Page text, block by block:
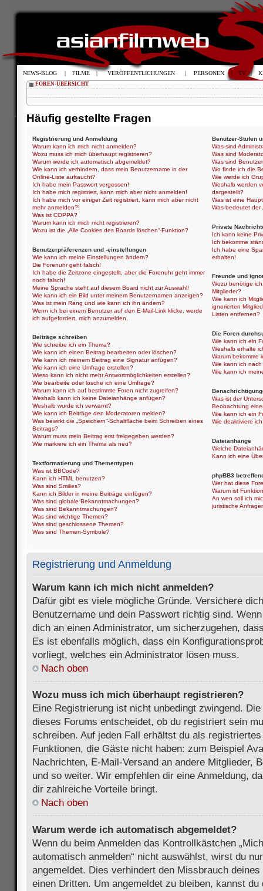
FOREN-ÜBERSICHT
Häufig gestellte Fragen
Registrierung und Anmeldung
Warum kann ich mich nicht anmelden?
Wozu muss ich mich überhaupt registrieren?
Warum werde ich automatisch abgemeldet?
Wie kann ich verhindern, dass mein Benutzername in der
Online-Liste auftaucht?
Ich habe mein Passwort vergessen!
Ich habe mich registriert, kann mich aber nicht anmelden!
Ich habe mich vor einiger Zeit registriert, kann mich aber nicht
mehr anmelden?!
Was ist COPPA?
Warum kann ich mich nicht registrieren?
Wozu ist die „Alle Cookies des Boards löschen“-Funktion?
Benutzerpräferenzen und -einstellungen
Wie kann ich meine Einstellungen ändern?
Die Forenuhr geht falsch!
Ich habe die Zeitzone eingestellt, aber die Forenuhr geht immer
noch falsch!
Meine Sprache steht auf diesem Board nicht zur Auswahl!
Wie kann ich ein Bild unter meinem Benutzernamen anzeigen?
Was ist mein Rang und wie kann ich ihn ändern?
Wenn ich bei einem Benutzer auf den E-Mail-Link klicke, werde
ich aufgefordert, mich anzumelden.
Beiträge schreiben
Wie schreibe ich ein Thema?
Wie kann ich einen Beitrag bearbeiten oder löschen?
Wie kann ich meinem Beitrag eine Signatur anfügen?
Wie kann ich eine Umfrage erstellen?
Wieso kann ich nicht mehr Antwortmöglichkeiten erstellen?
Wie bearbeite oder lösche ich eine Umfrage?
Warum kann ich auf bestimmte Foren nicht zugreifen?
Weshalb kann ich keine Dateianhänge anfügen?
Weshalb wurde ich verwarnt?
Wie kann ich Beiträge den Moderatoren melden?
Was bewirkt die „Speichern“-Schaltfläche beim Schreiben eines
Beitrags?
Warum muss mein Beitrag erst freigegeben werden?
Wie markiere ich ein Thema als neu?
Textformatierung und Thementypen
Was ist BBCode?
Kann ich HTML benutzen?
Was sind Smilies?
Kann ich Bilder in meine Beiträge einfügen?
Was sind globale Bekanntmachungen?
Was sind Bekanntmachungen?
Was sind wichtige Themen?
Was sind geschlossene Themen?
Was sind Themen-Symbole?
Benutzer-Stufen
Was sind
Was sind
Was sind
Wo finde ich die
Wie werde ich
Weshalb werden
dargestellt?
Was ist eine
Was bedeutet der
Private
Ich kann keine
Ich bekomme
Ich habe eine
erhalten!
Freunde und
Wozu benötige
Mitglieder?
Wie kann ich
ignorierten
Listen entfernen?
Die Foren
Wie kann ich ein
Weshalb erhalte
Warum bekomme
Wie kann ich
Wie kann ich
Was ist der
Beobachtung
Wie kann ich ein
Wie deaktiviere
Dateianhänge
Welche
Kann ich eine
phpBB3
Wer hat diese
Warum ist
An wen soll ich
juristische
Registrierung und Anmeldung
Warum kann ich mich nicht anmelden?
Dafür gibt es viele mögliche Gründe. Versichere
Benutzername und dein Passwort richtig sind.
dich an einen Administrator, um sicherzugehen,
Es ist ebenfalls möglich, dass ein
vorliegt, welches ein Administrator lösen muss.
Nach oben
Wozu muss ich mich überhaupt registrieren?
Eine Registrierung ist nicht unbedingt zwingend.
dieses Forums entscheidet, ob du registriert sein
schreiben. Auf jeden Fall erhältst du als
Funktionen, die Gäste nicht haben: zum Beispiel
Nachrichten, E-Mail-Versand an andere Mitglieder,
und so weiter. Wir empfehlen dir eine Anmeldung,
dir zahlreiche Vorteile bringt.
Nach oben
Warum werde ich automatisch abgemeldet?
Wenn du beim Anmelden das Kontrollkästchen
automatisch anmelden“ nicht auswählst, wirst du
angemeldet. Dies verhindert den Missbrauch
einen Dritten. Um angemeldet zu bleiben, kannst
NEWS-BLOG | FILME | VERÖFFENTLICHUNGEN | PERSONEN | TV |